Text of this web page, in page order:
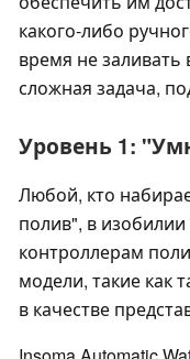
какого-либо
время не заливать
сложная задача,
Уровень 1:
Любой, кто
полив", в
контроллерам
модели, такие как
в качестве